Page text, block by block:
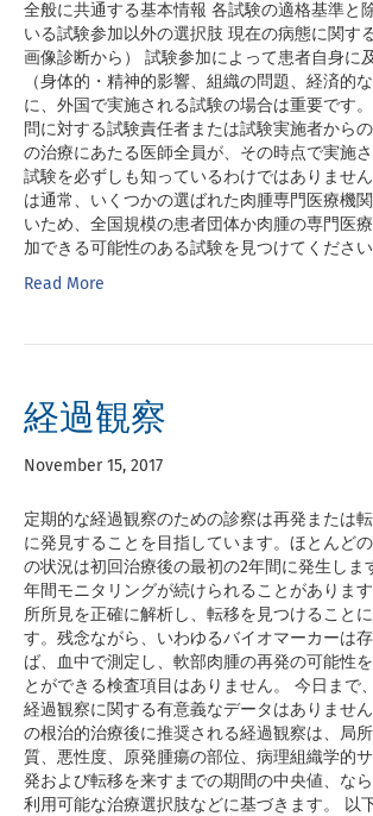
全般に共通する基本情報 各試験の適格基準と
いる試験参加以外の選択肢 現在の病態に関す
画像診断から） 試験参加によって患者自身に
（身体的・精神的影響、組織の問題、経済的
に、外国で実施される試験の場合は重要です
問に対する試験責任者または試験実施者から
の治療にあたる医師全員が、その時点で実施
試験を必ずしも知っているわけではありませ
は通常、いくつかの選ばれた肉腫専門医療機
いため、全国規模の患者団体か肉腫の専門医
加できる可能性のある試験を見つけて
Read More
経過観察
November 15, 2017
定期的な経過観察のための診察は再発または
に発見することを目指しています。ほとんど
の状況は初回治療後の最初の2年間に発生しま
年間モニタリングが続けられることがありま
所所見を正確に解析し、転移を見つけること
す。残念ながら、いわゆるバイオマーカーは
ば、血中で測定し、軟部肉腫の再発の可能性
とができる検査項目はありません。 今日まで
経過観察に関する有意義なデータはありませ
の根治的治療後に推奨される経過観察は、局
質、悪性度、原発腫瘍の部位、病理組織学的
発および転移を来すまでの期間の中央値、な
利用可能な治療選択肢などに基づきます。 以